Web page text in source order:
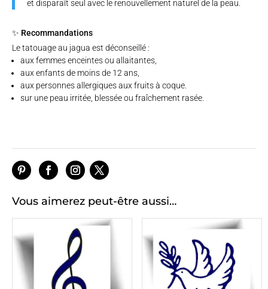
et disparaît seul avec le renouvellement naturel de la peau.
✨ Recommandations
Le tatouage au jagua est déconseillé :
aux femmes enceintes ou allaitantes,
aux enfants de moins de 12 ans,
aux personnes allergiques aux fruits à coque.
sur une peau irritée, blessée ou fraîchement rasée.
Vous aimerez peut-être aussi…